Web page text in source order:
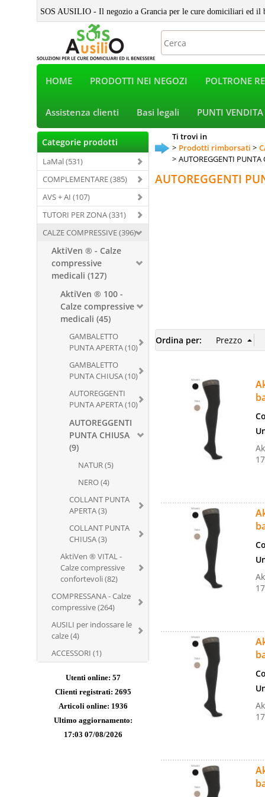
SOS AUSILIO - Il negozio a Grancia per le cure domiciliari ed il
HOME PRODOTTI NEI NEGOZI POLTRONE
Assistenza clienti Basi legali PUNTI VENDITA
Categorie prodotti
LaMal (531)
COMPLEMENTARE (385)
AVS + AI (107)
TUTORI PER ZONA (331)
CALZE COMPRESSIVE (396)
AktiVen ® - Calze
compressive
medicali (127)
AktiVen ® 100 -
Calze compressive
medicali (45)
GAMBALETTO
PUNTA APERTA (10)
GAMBALETTO
PUNTA CHIUSA (10)
AUTOREGGENTI
PUNTA APERTA (10)
AUTOREGGENTI
PUNTA CHIUSA
(9)
NATUR (5)
NERO (4)
COLLANT PUNTA
APERTA (3)
COLLANT PUNTA
CHIUSA (3)
AktiVen ® VITAL -
Calze compressive
confortevoli (82)
COMPRESSANA - Calze
compressive (264)
AUSILI per indossare le
calze (4)
ACCESSORI (1)
Utenti online: 57
Clienti registrati: 2695
Articoli online: 1936
Ultimo aggiornamento:
17:03 07/08/2026
Ti trovi in
Prodotti rimborsati
AUTOREGGENTI PUNTA
AUTOREGGENTI
Ordina per: